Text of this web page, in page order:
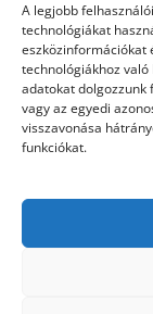
A legjobb
technológiákat
eszközinformációkat
technológiákhoz
adatokat dolgozzunk
vagy az egyedi
visszavonása
funkciókat.
Könyvelés:
Szövetkezeti
háttér a
Munkajogi
Tüll anyag:
kínálatában